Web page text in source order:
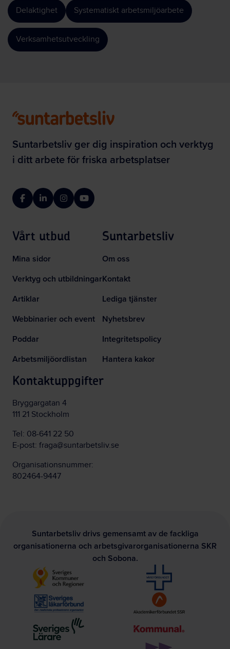
Delaktighet Systematiskt arbetsmiljöarbete
Verksamhetsutveckling
Suntarbetsliv ger dig inspiration och verktyg
i ditt arbete för friska arbetsplatser
FacebookLinkedInInstagramYouTube
Vårt utbud
Mina sidor
Verktyg och utbildningar
Artiklar
Webbinarier och event
Poddar
Arbetsmiljöordlistan
Suntarbetsliv
Om oss
Kontakt
Lediga tjänster
Nyhetsbrev
Integritetspolicy
Hantera kakor
Kontaktuppgifter
Bryggargatan 4
111 21 Stockholm
Tel: 08-641 22 50
E-post: fraga@suntarbetsliv.se
Organisationsnummer:
802464-9447
Suntarbetsliv drivs gemensamt av de fackliga
organisationerna och arbetsgivarorganisationerna SKR
och Sobona.